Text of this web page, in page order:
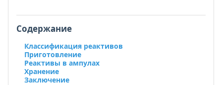
Содержание
Классификация реактивов
Приготовление
Реактивы в ампулах
Хранение
Заключение